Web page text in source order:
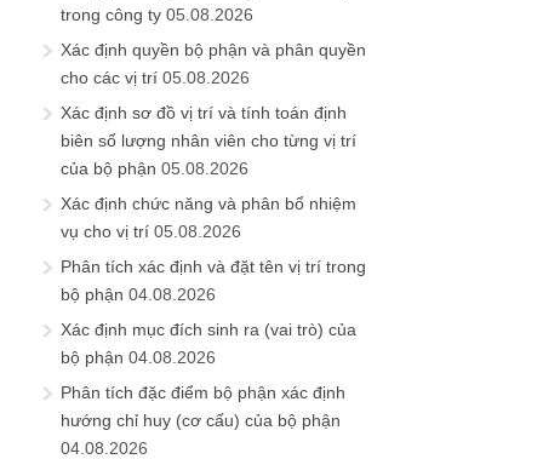
trong công ty 05.08.2026
Xác định quyền bộ phận và phân quyền
cho các vị trí 05.08.2026
Xác định sơ đồ vị trí và tính toán định
biên số lượng nhân viên cho từng vị trí
của bộ phận 05.08.2026
Xác định chức năng và phân bổ nhiệm
vụ cho vị trí 05.08.2026
Phân tích xác định và đặt tên vị trí trong
bộ phận 04.08.2026
Xác định mục đích sinh ra (vai trò) của
bộ phận 04.08.2026
Phân tích đặc điểm bộ phận xác định
hướng chỉ huy (cơ cấu) của bộ phận
04.08.2026